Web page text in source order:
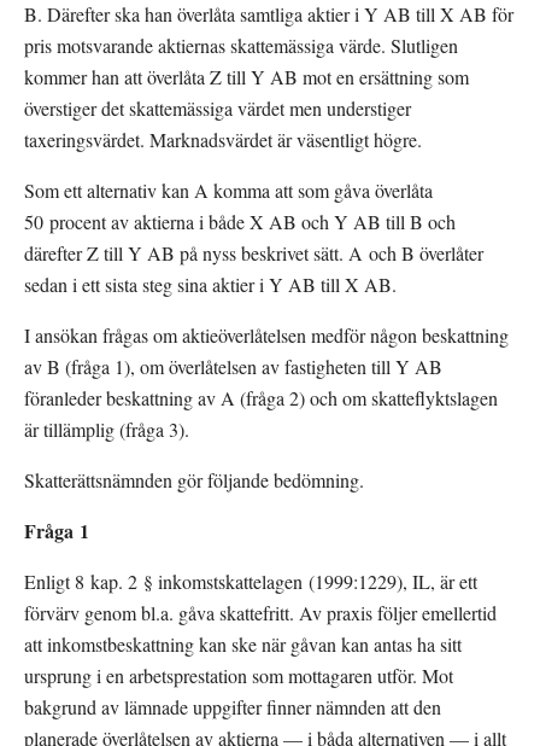
B. Därefter ska han överlåta samtliga aktier i Y AB till X AB för
pris motsvarande aktiernas skattemässiga värde. Slutligen
kommer han att överlåta Z till Y AB mot en ersättning som
överstiger det skattemässiga värdet men understiger
taxeringsvärdet. Marknadsvärdet är väsentligt högre.
Som ett alternativ kan A komma att som gåva överlåta
50 procent av aktierna i både X AB och Y AB till B och
därefter Z till Y AB på nyss beskrivet sätt. A och B överlåter
sedan i ett sista steg sina aktier i Y AB till X AB.
I ansökan frågas om aktieöverlåtelsen medför någon beskattning
av B (fråga 1), om överlåtelsen av fastigheten till Y AB
föranleder beskattning av A (fråga 2) och om skatteflyktslagen
är tillämplig (fråga 3).
Skatterättsnämnden gör följande bedömning.
Fråga 1
Enligt 8 kap. 2 § inkomstskattelagen (1999:1229), IL, är ett
förvärv genom bl.a. gåva skattefritt. Av praxis följer emellertid
att inkomstbeskattning kan ske när gåvan kan antas ha sitt
ursprung i en arbetsprestation som mottagaren utför. Mot
bakgrund av lämnade uppgifter finner nämnden att den
planerade överlåtelsen av aktierna — i båda alternativen — i allt